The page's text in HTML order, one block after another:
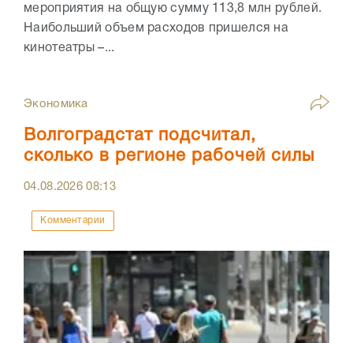
мероприятия на общую сумму 113,8 млн рублей.
Наибольший объем расходов пришелся на
кинотеатры –...
Экономика
Волгоградстат подсчитал,
сколько в регионе рабочей силы
04.08.202608:13
Комментарии